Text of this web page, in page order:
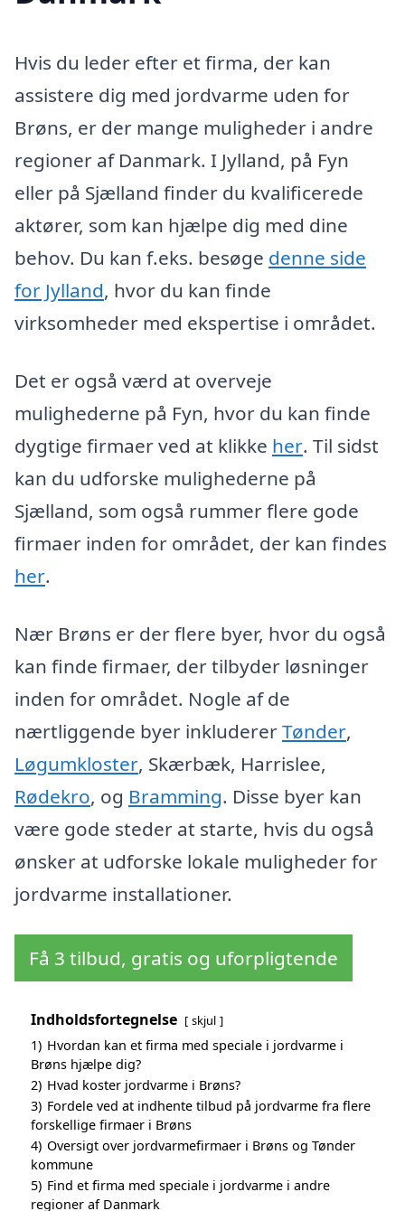
Hvis du leder efter et firma, der kan
assistere dig med jordvarme uden for
Brøns, er der mange muligheder i andre
regioner af Danmark. I Jylland, på Fyn
eller på Sjælland finder du kvalificerede
aktører, som kan hjælpe dig med dine
behov. Du kan f.eks. besøge denne side
for Jylland, hvor du kan finde
virksomheder med ekspertise i området.
Det er også værd at overveje
mulighederne på Fyn, hvor du kan finde
dygtige firmaer ved at klikke her. Til sidst
kan du udforske mulighederne på
Sjælland, som også rummer flere gode
firmaer inden for området, der kan findes
her.
Nær Brøns er der flere byer, hvor du også
kan finde firmaer, der tilbyder løsninger
inden for området. Nogle af de
nærtliggende byer inkludererTønder,
Løgumkloster, Skærbæk, Harrislee,
Rødekro, og Bramming. Disse byer kan
være gode steder at starte, hvis du også
ønsker at udforske lokale muligheder for
jordvarme installationer.
Få 3 tilbud, gratis og uforpligtende
Indholdsfortegnelse skjul
1) Hvordan kan et firma med speciale i jordvarme i
Brøns hjælpe dig?
2) Hvad koster jordvarme i Brøns?
3) Fordele ved at indhente tilbud på jordvarme fra flere
forskellige firmaer i Brøns
4) Oversigt over jordvarmefirmaer i Brøns og Tønder
kommune
5) Find et firma med speciale i jordvarme i andre
regioner af Danmark